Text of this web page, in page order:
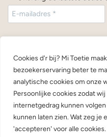
Cookies d'r bij? Mi Toetie
bezoekerservaring beter te
analytische cookies om onze
Persoonlijke cookies zodat
internetgedrag kunnen
kunnen laten zien. Wat zeg je
'accepteren' voor alle
Service & Contact
Direct Shoppen